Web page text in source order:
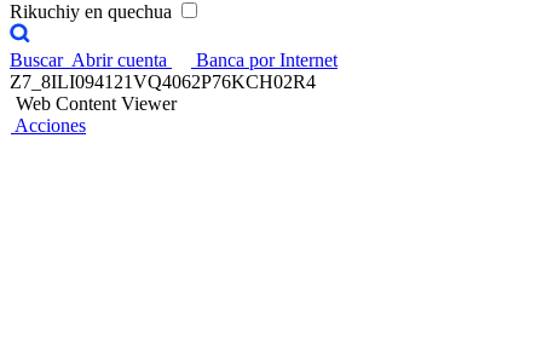
Rikuchiy en quechua
Buscar Abrir cuenta
Banca por Internet
Z7_8ILI094121VQ4062P76KCH02R4
Web Content Viewer
Acciones